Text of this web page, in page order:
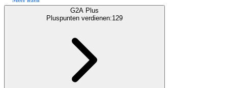
G2A Plus
Pluspunten verdienen:129